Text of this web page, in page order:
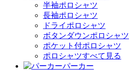
半袖ポロシャツ
長袖ポロシャツ
ドライポロシャツ
ボタンダウンポロシャツ
ポケット付ポロシャツ
ポロシャツすべて見る
パーカー